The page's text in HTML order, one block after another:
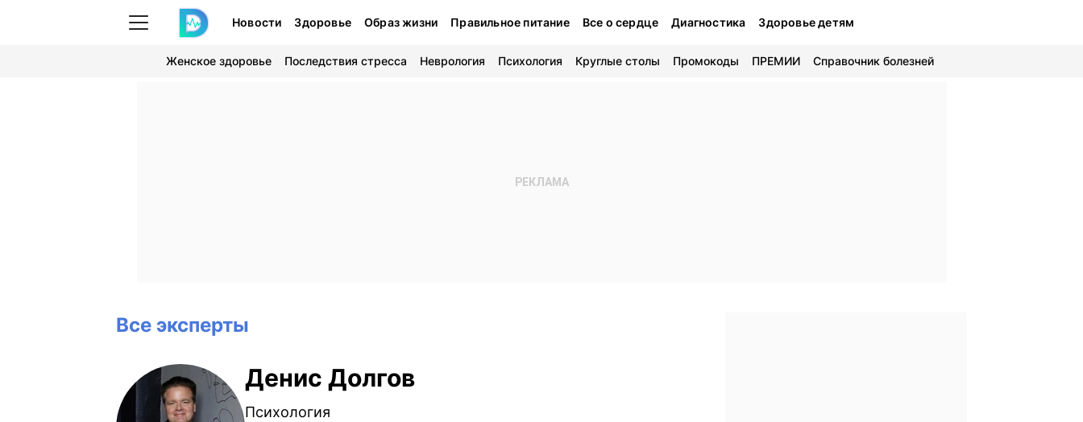
Новости Здоровье Образ жизни Правильное питание Все о сердце Диагностика Здоровье детям
Женское здоровье Последствия стресса Неврология Психология Круглые столы Промокоды ПРЕМИИ Справочник болезней
Все эксперты
Денис Долгов
Психология